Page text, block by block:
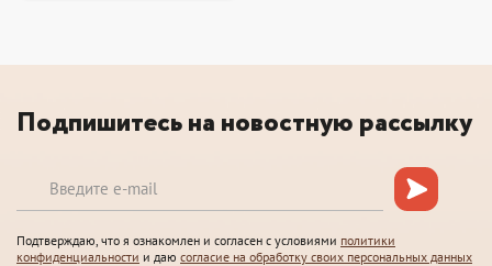
Подпишитесь на новостную рассылку
Подтверждаю, что я ознакомлен и согласен с условиями политики
конфиденциальности и даю согласие на обработку своих персональных данных